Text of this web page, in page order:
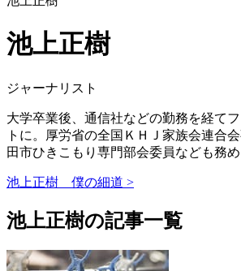
池上正樹
ジャーナリスト
大学卒業後、通信社などの勤務を経て
トに。厚労省の全国ＫＨＪ家族会連合
田市ひきこもり専門部会委員なども務め
池上正樹 僕の細道 >
池上正樹の記事一覧